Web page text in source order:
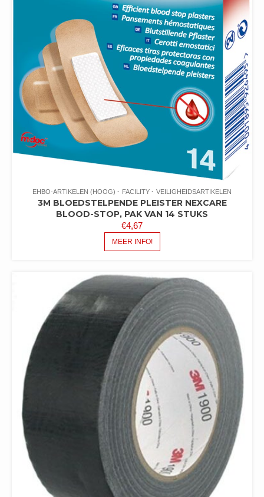
EHBO-ARTIKELEN (HOOG) FACILITY VEILIGHEIDSARTIKELEN
3M BLOEDSTELPENDE PLEISTER NEXCARE
BLOOD-STOP, PAK VAN 14 STUKS
€4,67
MEER INFO!